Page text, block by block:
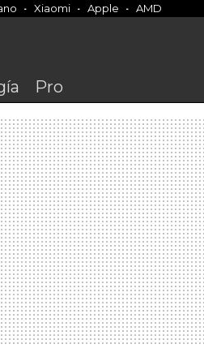
Xiaomi Apple AMD
Pro